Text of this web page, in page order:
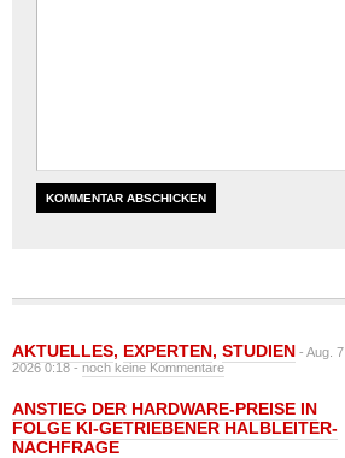
AKTUELLES, EXPERTEN, STUDIEN - Aug. 7,
2026 0:18 -noch keine Kommentare
ANSTIEG DER HARDWARE-PREISE IN
FOLGE KI-GETRIEBENER HALBLEITER-
NACHFRAGE